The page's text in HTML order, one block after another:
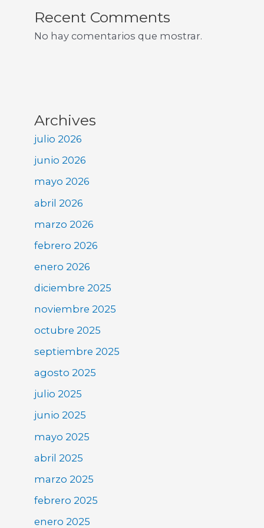
Recent Comments
No hay comentarios que mostrar.
Archives
julio 2026
junio 2026
mayo 2026
abril 2026
marzo 2026
febrero 2026
enero 2026
diciembre 2025
noviembre 2025
octubre 2025
septiembre 2025
agosto 2025
julio 2025
junio 2025
mayo 2025
abril 2025
marzo 2025
febrero 2025
enero 2025